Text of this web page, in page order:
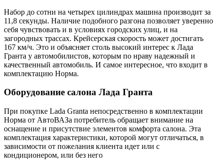
Набор до сотни на четырех цилиндрах машина производит за
11,8 секунды. Наличие подобного разгона позволяет уверенно
себя чувствовать и в условиях городских улиц, и на
загородных трассах. Крейсерская скорость может достигать
167 км/ч. Это и объясняет столь высокий интерес к Лада
Гранта у автомобилистов, которым по нраву надежный и
качественный автомобиль. И самое интересное, что входит в
комплектацию Норма.
Оборудование салона Лада Гранта
При покупке Lada Granta непосредственно в комплектации
Норма от АвтоВАЗа потребитель обращает внимание на
оснащение и присутствие элементов комфорта салона. Эта
комплектация характеристики, которой могут отличаться, в
зависимости от пожелания клиента идет или с
кондиционером, или без него